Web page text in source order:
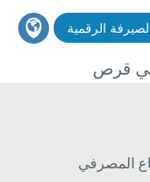
الرقمية
المصرفي